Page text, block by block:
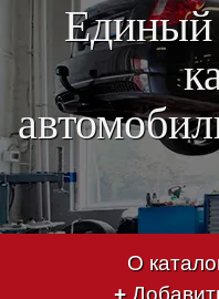
Единый
О
+